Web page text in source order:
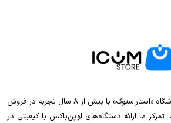
آیکام استور ادامه مسیر فروشگاه «استاراستوک» با بیش از ۸ سال تجربه در فروش
ما ارائه دستگاه‌های اوپن‌باکس با کیفیتی در